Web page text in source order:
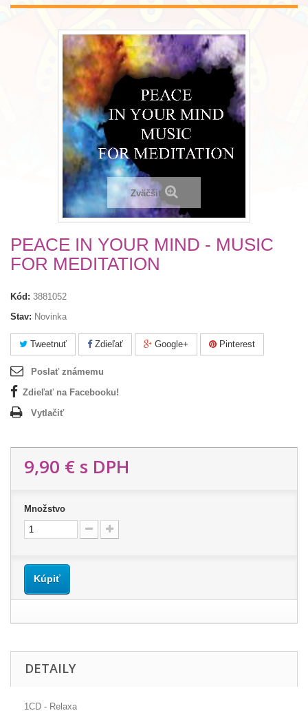
Zväčšiť
PEACE IN YOUR MIND - MUSIC
FOR MEDITATION
Kód: 3881052
Stav: Novinka
Tweetnuť Zdieľať Google+ Pinterest
Poslať známemu
Zdieľať na Facebooku!
Vytlačiť
9,90 € s DPH
Množstvo
Kúpiť
DETAILY
1CD - Relaxa